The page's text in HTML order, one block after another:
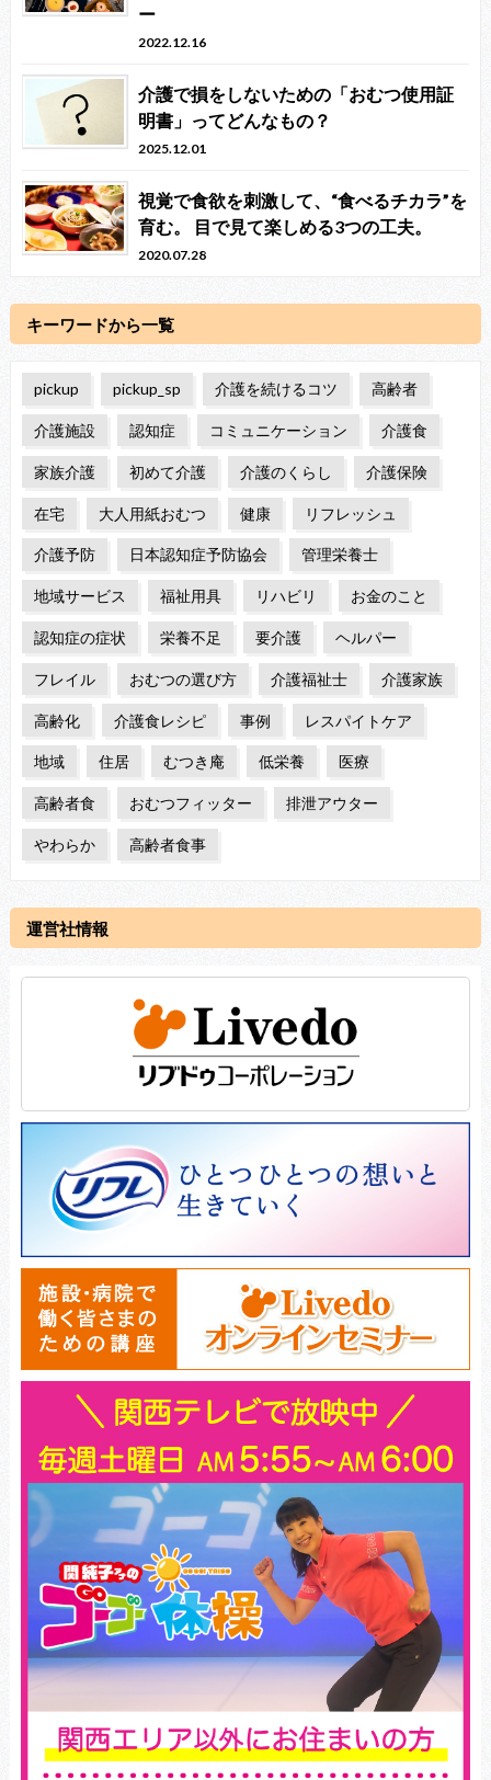
ー
2022.12.16
介護で損をしないための「おむつ使用証
明書」ってどんなもの？
2025.12.01
視覚で食欲を刺激して、“食べるチカラ”を
育む。 目で見て楽しめる3つの工夫。
2020.07.28
キーワードから一覧
pickup pickup_sp 介護を続けるコツ 高齢者
介護施設 認知症 コミュニケーション 介護食
家族介護 初めて介護 介護のくらし 介護保険
在宅 大人用紙おむつ 健康 リフレッシュ
介護予防 日本認知症予防協会 管理栄養士
地域サービス 福祉用具 リハビリ お金のこと
認知症の症状 栄養不足 要介護 ヘルパー
フレイル おむつの選び方 介護福祉士 介護家族
高齢化 介護食レシピ 事例 レスパイトケア
地域 住居 むつき庵 低栄養 医療
高齢者食 おむつフィッター 排泄アウター
やわらか 高齢者食事
運営社情報